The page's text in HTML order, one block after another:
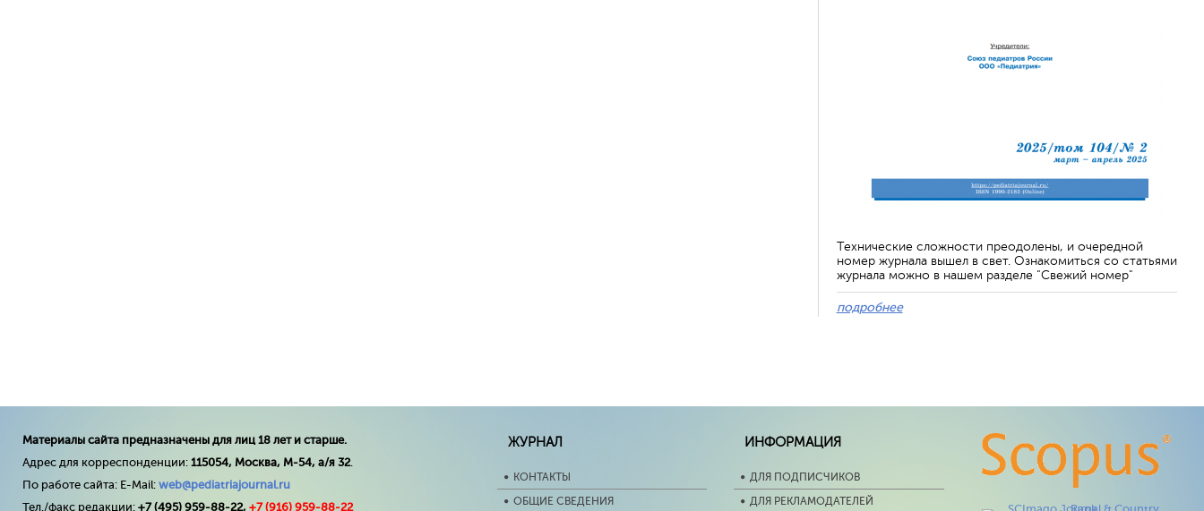
Технические сложности преодолены, и очередной
номер журнала вышел в свет. Ознакомиться со статьями
журнала можно в нашем разделе "Свежий номер"
подробнее
Материалы сайта предназначены для лиц 18 лет и старше.
Адрес для корреспонденции: 115054, Москва, М-54, а/я 32.
По работе сайта: E-Mail: web@pediatriajournal.ru
Тел./факс редакции: +7 (495) 959-88-22, +7 (916) 959-88-22
ЖУРНАЛ
КОНТАКТЫ
ОБЩИЕ СВЕДЕНИЯ
ИНФОРМАЦИЯ
ДЛЯ ПОДПИСЧИКОВ
ДЛЯ РЕКЛАМОДАТЕЛЕЙ